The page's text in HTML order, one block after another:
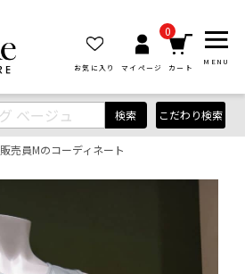
お気に入り マイページ
0
カート
MENU
検索 こだわり検索
販売員Mのコーディネート